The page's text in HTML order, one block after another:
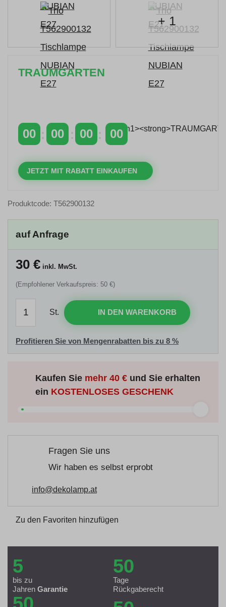
+ 1
TRAUMGARTEN
00 00 00 00
JETZT MIT RABATT EINKAUFEN
Produktcode: T562900132
auf Anfrage
30 € inkl. MwSt.
(Empfohlener Verkaufspreis: 50 €)
St. IN DEN WARENKORB
Profitieren Sie von Mengenrabatten bis zu 8 %
Kaufen Sie mehr40 €und Sie erhalten
ein KOSTENLOSES GESCHENK
Fragen Sie uns
Wir haben es selbst erprobt
info@dekolamp.at
Zu den Favoriten hinzufügen
5
bis zu
Jahren Garantie
50
Tage
Rückgaberecht